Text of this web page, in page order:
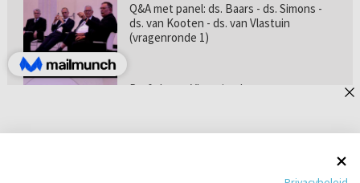
Q&A met panel: ds. Baars - ds. Simons -
ds. van Kooten - ds. van Vlastuin
(vragenronde 1)
Prof. dr. van Vlastuin - Is